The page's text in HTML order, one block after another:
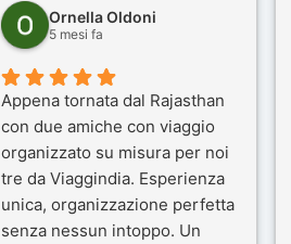
Ornella Oldoni
5 mesi fa
Appena tornata dal Rajasthan
con due amiche con viaggio
organizzato su misura per noi
tre da Viaggindia. Esperienza
unica, organizzazione perfetta
senza nessun intoppo. Un